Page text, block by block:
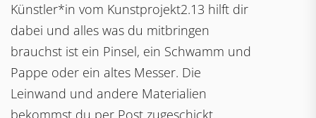
Künstler*in vom Kunstprojekt2.13 hilft dir
dabei und alles was du mitbringen
brauchst ist ein Pinsel, ein Schwamm und
Pappe oder ein altes Messer. Die
Leinwand und andere Materialien
bekommst du per Post zugeschickt.